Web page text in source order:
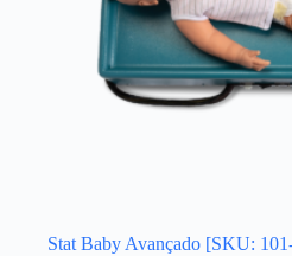
Stat Baby Avançado [SKU: